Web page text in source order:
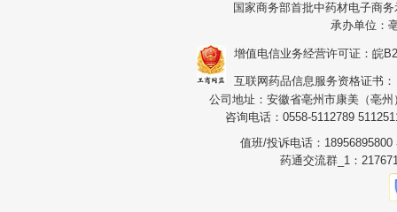
国家商务部首批中药材电子商
承办单位：
增值电信业务经营许可证：皖
互联网药品信息服务资格证书
公司地址：安徽省亳州市康美（亳
咨询电话：0558-5112789
值班/投诉电话：18956895800
药通交流群_1：